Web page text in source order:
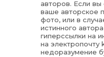
авторов. Если
ваше авторское
фото, или в
истинного
гиперссылки на
на электропочту
недоразумение